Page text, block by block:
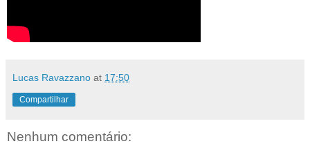
Lucas Ravazzano at 17:50
Compartilhar
Nenhum comentário: